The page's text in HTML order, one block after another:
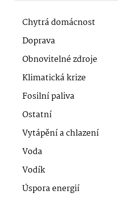
Chytrá domácnost
Doprava
Obnovitelné zdroje
Klimatická krize
Fosilní paliva
Ostatní
Vytápění a chlazení
Voda
Vodík
Úspora energií